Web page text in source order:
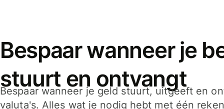
Bespaar wanneer je
stuurt en ontvangt
Bespaar wanneer je geld stuurt, uitgeeft en
valuta's. Alles wat je nodig hebt met één